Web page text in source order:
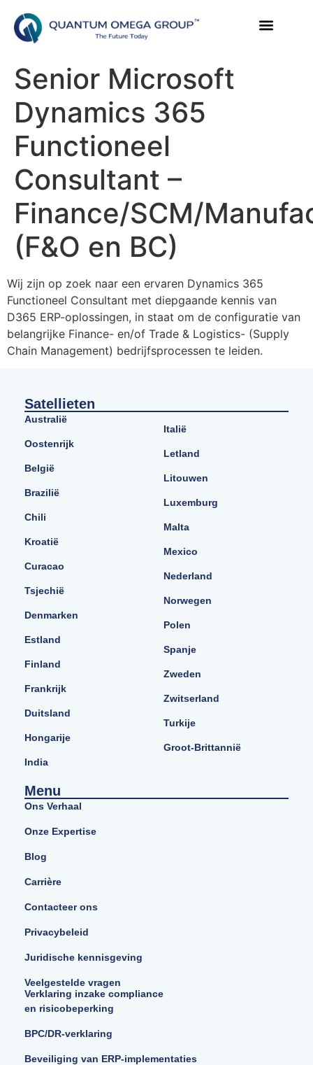
Senior Microsoft
Dynamics 365
Functioneel
Consultant –
Finance/SCM/
(F&O en BC)
Wij zijn op zoek naar een ervaren Dynamics 365
Functioneel Consultant met diepgaande kennis van
D365 ERP-oplossingen, in staat om de configuratie van
belangrijke Finance- en/of Trade & Logistics- (Supply
Chain Management) bedrijfsprocessen te leiden.
Satellieten
Australië
Oostenrijk
België
Brazilië
Chili
Kroatië
Curacao
Tsjechië
Denmarken
Estland
Finland
Frankrijk
Duitsland
Hongarije
India
Italië
Letland
Litouwen
Luxemburg
Malta
Mexico
Nederland
Norwegen
Polen
Spanje
Zweden
Zwitserland
Turkije
Groot-Brittannië
Menu
Ons Verhaal
Onze Expertise
Blog
Carrière
Contacteer ons
Privacybeleid
Juridische kennisgeving
Veelgestelde vragen
Verklaring inzake compliance
en risicobeperking
BPC/DR-verklaring
Beveiliging van ERP-implementaties